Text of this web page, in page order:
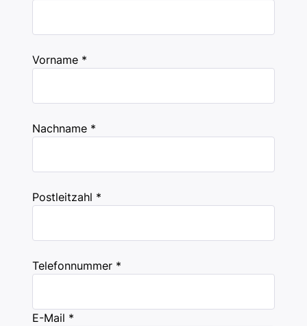
Vorname *
Nachname *
Postleitzahl *
Telefonnummer *
E-Mail *